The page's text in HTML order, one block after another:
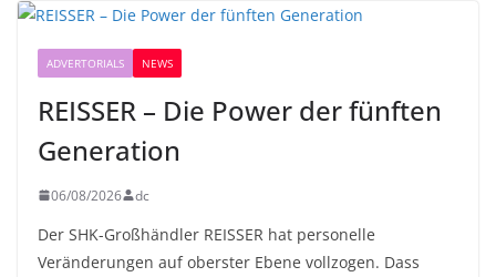
ADVERTORIALS NEWS
REISSER – Die Power der fünften
Generation
06/08/2026 dc
Der SHK-Großhändler REISSER hat personelle
Veränderungen auf oberster Ebene vollzogen. Dass